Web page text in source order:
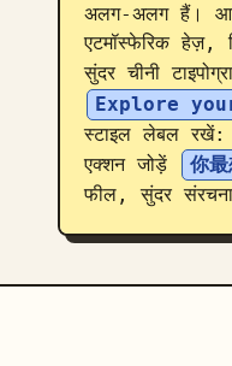
अलग-अलग हैं।
एटमॉस्फेरिक हेज़,
सुंदर चीनी
Explore
स्टाइल लेबल रखें:
एक्शन जोड़ें
你最
फील, सुंदर